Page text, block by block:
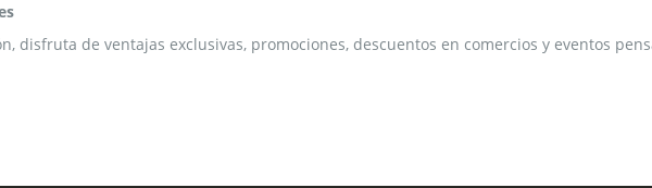
disfruta de ventajas exclusivas, promociones, descuentos en comercios y eventos